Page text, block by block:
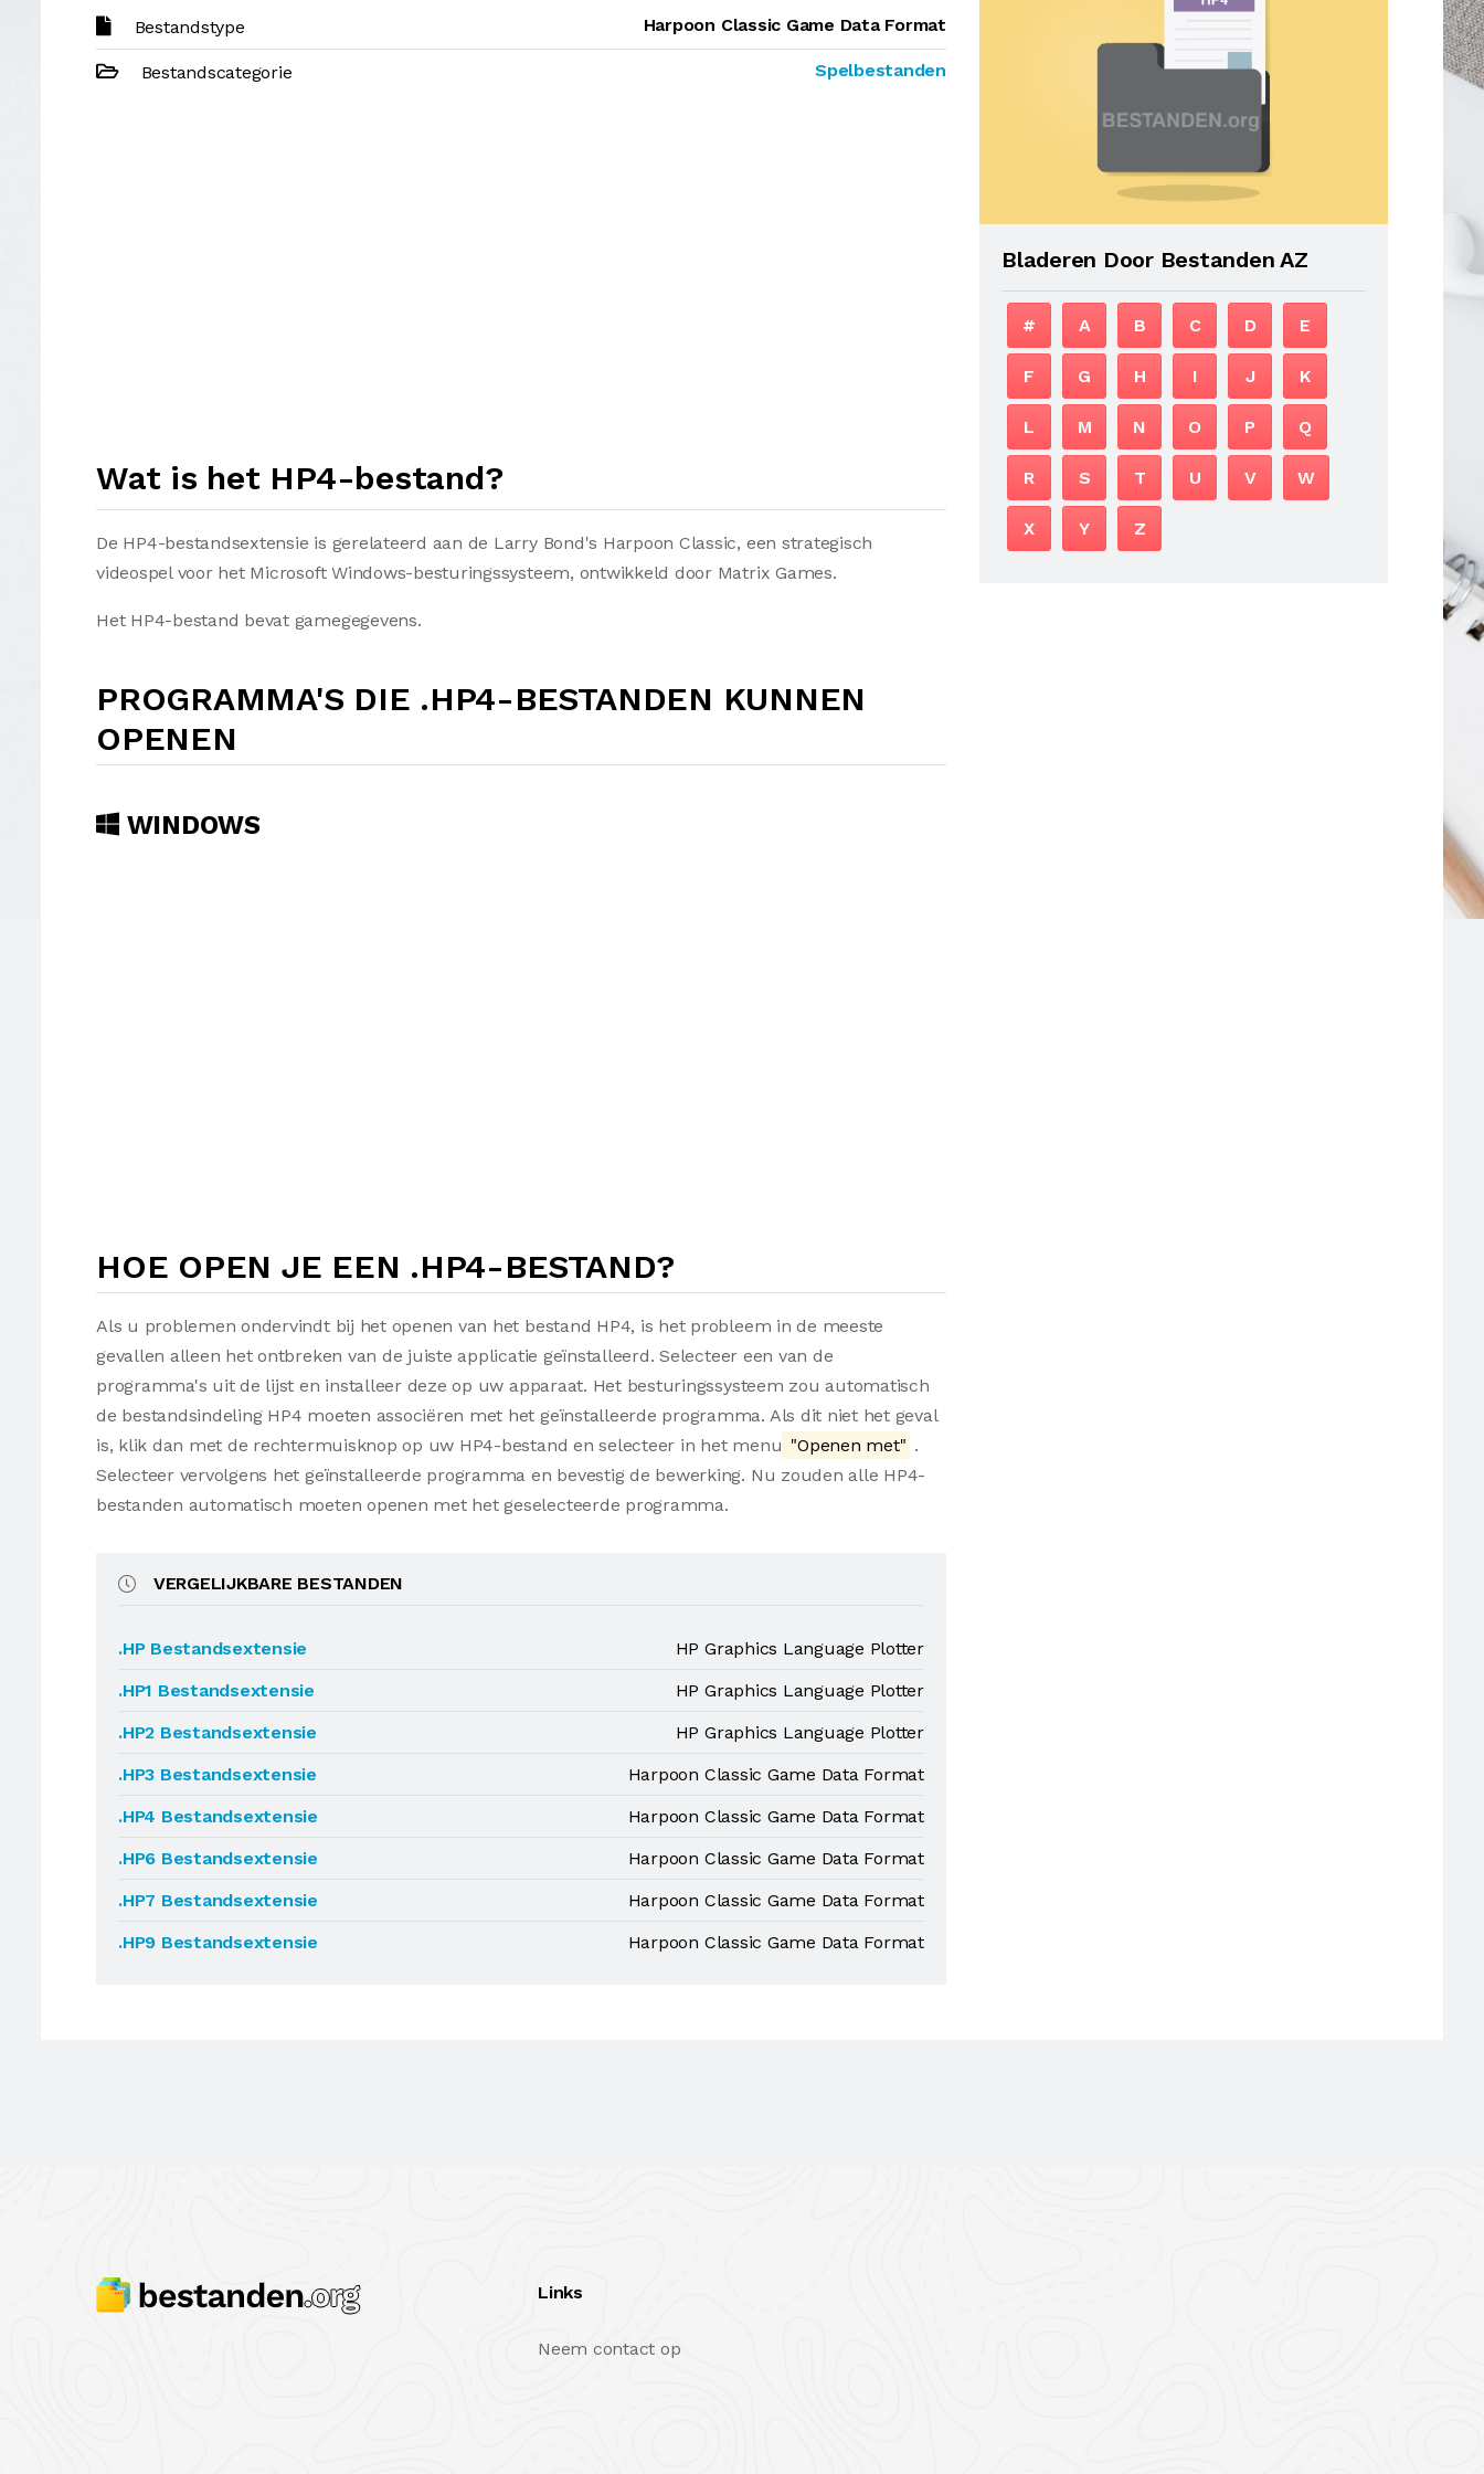
Bestandstype Harpoon Classic Game Data Format
Bestandscategorie Spelbestanden
Wat is het HP4-bestand?
De HP4-bestandsextensie is gerelateerd aan de Larry Bond's Harpoon Classic, een strategisch
videospel voor het Microsoft Windows-besturingssysteem, ontwikkeld door Matrix Games.
Het HP4-bestand bevat gamegegevens.
PROGRAMMA'S DIE .HP4-BESTANDEN KUNNEN
OPENEN
WINDOWS
HOE OPEN JE EEN .HP4-BESTAND?
Als u problemen ondervindt bij het openen van het bestand HP4, is het probleem in de meeste
gevallen alleen het ontbreken van de juiste applicatie geïnstalleerd. Selecteer een van de
programma's uit de lijst en installeer deze op uw apparaat. Het besturingssysteem zou automatisch
de bestandsindeling HP4 moeten associëren met het geïnstalleerde programma. Als dit niet het geval
is, klik dan met de rechtermuisknop op uw HP4-bestand en selecteer in het menu "Openen met" .
Selecteer vervolgens het geïnstalleerde programma en bevestig de bewerking. Nu zouden alle HP4-
bestanden automatisch moeten openen met het geselecteerde programma.
VERGELIJKBARE BESTANDEN
.HP Bestandsextensie
HP Graphics Language Plotter
.HP1 Bestandsextensie
HP Graphics Language Plotter
.HP2 Bestandsextensie
HP Graphics Language Plotter
.HP3 Bestandsextensie
Harpoon Classic Game Data Format
.HP4 Bestandsextensie
Harpoon Classic Game Data Format
.HP6 Bestandsextensie
Harpoon Classic Game Data Format
.HP7 Bestandsextensie
Harpoon Classic Game Data Format
.HP9 Bestandsextensie
Harpoon Classic Game Data Format
Bladeren Door Bestanden AZ
# A B C D E
F G H I J K
L M N O P Q
R S T U V W
X Y Z
Links
Neem contact op